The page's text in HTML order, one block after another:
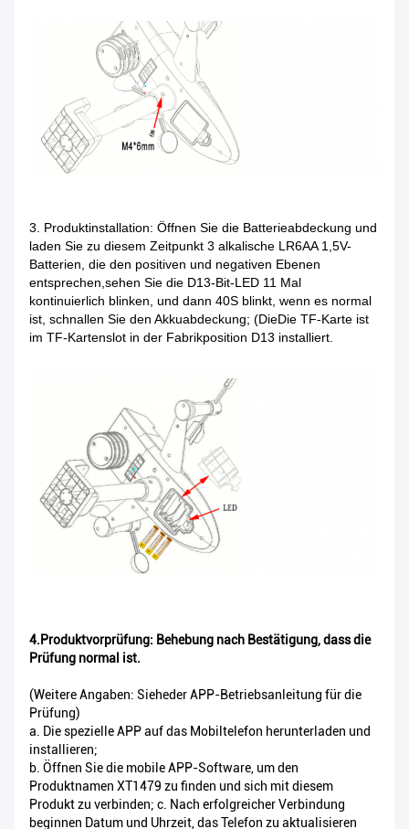
3. Produktinstallation: Öffnen Sie die Batterieabdeckung und
laden Sie zu diesem Zeitpunkt 3 alkalische LR6AA 1,5V-
Batterien, die den positiven und negativen Ebenen
entsprechen,sehen Sie die D13-Bit-LED 11 Mal
kontinuierlich blinken, und dann 40S blinkt, wenn es normal
ist, schnallen Sie den Akkuabdeckung; (DieDie TF-Karte ist
im TF-Kartenslot in der Fabrikposition D13 installiert.
4.Produktvorprüfung: Behebung nach Bestätigung, dass die
Prüfung normal ist.
(Weitere Angaben: Sieheder APP-Betriebsanleitung für die
Prüfung)
a. Die spezielle APP auf das Mobiltelefon herunterladen und
installieren;
b. Öffnen Sie die mobile APP-Software, um den
Produktnamen XT1479 zu finden und sich mit diesem
Produkt zu verbinden; c. Nach erfolgreicher Verbindung
beginnen Datum und Uhrzeit, das Telefon zu aktualisieren